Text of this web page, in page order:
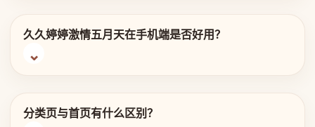
久久婷婷激情五月天在手机端是否好用？
分类页与首页有什么区别？